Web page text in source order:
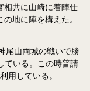
相共に山崎に着陣仕
地に陣を構えた。
尾山両城の戦いで勝
ている。この時普請
用している。